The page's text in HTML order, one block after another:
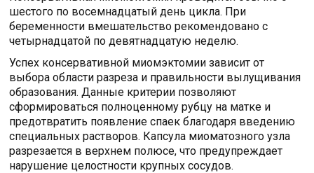
шестого по восемнадцатый день цикла. При
беременности вмешательство рекомендовано с
четырнадцатой по девятнадцатую неделю.
Успех консервативной миомэктомии зависит от
выбора области разреза и правильности вылущивания
образования. Данные критерии позволяют
сформироваться полноценному рубцу на матке и
предотвратить появление спаек благодаря введению
специальных растворов. Капсула миоматозного узла
разрезается в верхнем полюсе, что предупреждает
нарушение целостности крупных сосудов.